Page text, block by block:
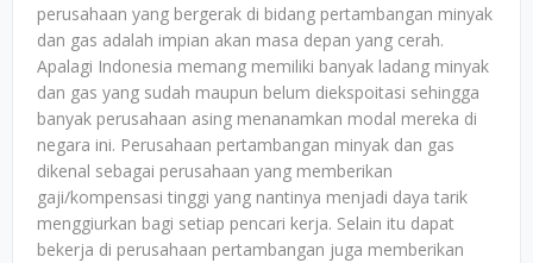
perusahaan yang bergerak di bidang pertambangan minyak
dan gas adalah impian akan masa depan yang cerah.
Apalagi Indonesia memang memiliki banyak ladang minyak
dan gas yang sudah maupun belum diekspoitasi sehingga
banyak perusahaan asing menanamkan modal mereka di
negara ini. Perusahaan pertambangan minyak dan gas
dikenal sebagai perusahaan yang memberikan
gaji/kompensasi tinggi yang nantinya menjadi daya tarik
menggiurkan bagi setiap pencari kerja. Selain itu dapat
bekerja di perusahaan pertambangan juga memberikan